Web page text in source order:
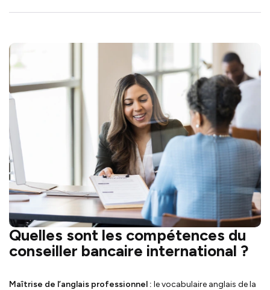
Quelles sont les compétences du
conseiller bancaire international ?
Maîtrise de l’anglais professionnel : le vocabulaire anglais de la